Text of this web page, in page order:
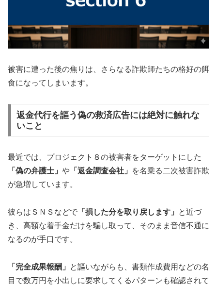
被害に遭った後の焦りは、さらなる詐欺師たちの格好の餌
食になってしまいます。
返金代行を謳う偽の救済広告には絶対に触れな
いこと
最近では、プロジェクト８の被害者をターゲットにした
「偽の弁護士」 や 「返金調査会社」
を名乗る二次被害詐欺
が急増しています。
彼らはＳＮＳなどで 「損した分を取り戻します」
と近づ
き、高額な着手金だけを騙し取って、そのまま音信不通に
なるのが手口です。
「完全成果報酬」
と謳いながらも、書類作成費用などの名
目で数万円を小出しに要求してくるパターンも確認されて